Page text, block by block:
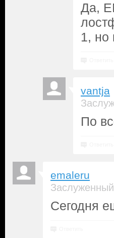
Да,
1, но
vantja
По
emaleru
Сегодня